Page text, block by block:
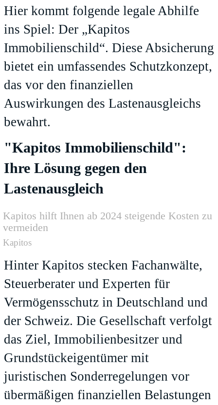
Hier kommt folgende legale Abhilfe
ins Spiel: Der „Kapitos
Immobilienschild“. Diese Absicherung
bietet ein umfassendes Schutzkonzept,
das vor den finanziellen
Auswirkungen des Lastenausgleichs
bewahrt.
"Kapitos Immobilienschild":
Ihre Lösung gegen den
Lastenausgleich
Kapitos hilft Ihnen ab 2024 steigende Kosten zu
vermeiden
Kapitos
Hinter Kapitos stecken Fachanwälte,
Steuerberater und Experten für
Vermögensschutz in Deutschland und
der Schweiz. Die Gesellschaft verfolgt
das Ziel, Immobilienbesitzer und
Grundstückeigentümer mit
juristischen Sonderregelungen vor
übermäßigen finanziellen Belastungen